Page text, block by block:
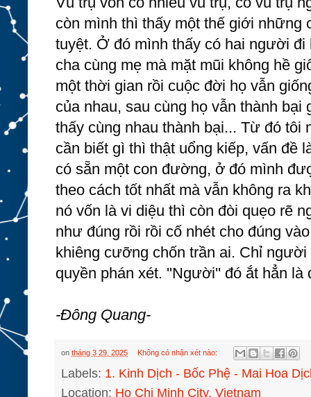
còn mình thì thấy một thế giới những
tuyệt. Ở đó mình thấy có hai người đi
cha cùng mẹ mà mặt mũi không hề
một thời gian rồi cuộc đời họ vẫn
của nhau, sau cùng họ vẫn thành bại
thấy cùng nhau thành bại... Từ đó tôi
cần biết gì thì thật uổng kiếp, vấn đề
có sẵn một con đường, ở đó mình
theo cách tốt nhất mà vẫn không ra
nó vốn là vi diệu thì còn đòi quẹo rẽ
như đúng rồi rồi cố nhét cho đúng
khiêng cưỡng chốn trần ai. Chỉ
quyền phán xét. ''Người'' đó ắt hẳn là
-Đông Quang-
on tháng 3 29, 2025 Không có nhận xét nào:
Labels: 1. Kinh Dịch - Bốc Phệ - Mai Hoa
Location: Ho Chi Minh City, Vietnam